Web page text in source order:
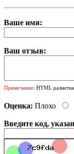
Ваше имя:
Ваш отзыв:
Примечание: HTML
Оценка: Плохо
Введите код,